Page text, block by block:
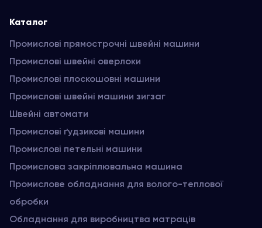
Каталог
Промислові прямострочні швейні машини
Промислові швейні оверлоки
Промислові плоскошовні машини
Промислові швейні машини зигзаг
Швейні автомати
Промислові ґудзикові машини
Промислові петельні машини
Промислова закріплювальна машина
Промислове обладнання для волого-теплової
обробки
Обладнання для виробництва матраців